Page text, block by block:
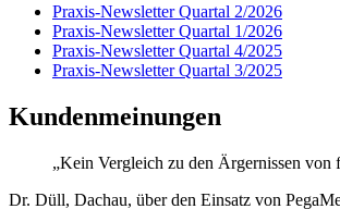
Praxis-Newsletter Quartal 2/2026
Praxis-Newsletter Quartal 1/2026
Praxis-Newsletter Quartal 4/2025
Praxis-Newsletter Quartal 3/2025
Kundenmeinungen
„Kein Vergleich zu den Ärgernissen von
Dr. Düll, Dachau, über den Einsatz von